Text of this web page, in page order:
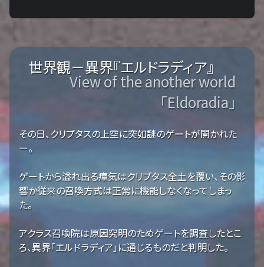
世界観－異界『エルドラディア』
View of the another world
「Eldoradia」
その日、クリプタスの上空に突如謎のゲートが開かれた
ー。
ゲートから溢れ出る瘴気はクリプタス全土を覆い、その影
響か従来の召喚方式は正常に機能しなくなってしまっ
た。
アクラス召喚院は原因究明のためゲートを調査したとこ
ろ、異界「エルドラディア」に通じるものだと判明した。